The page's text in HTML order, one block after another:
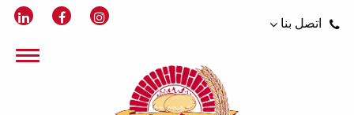
اتصل بنا